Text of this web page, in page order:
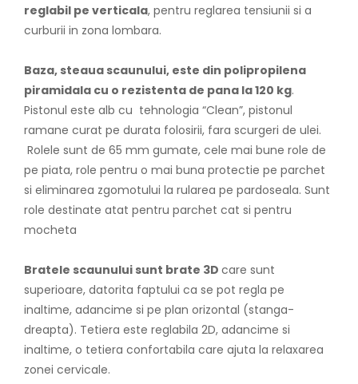
reglabil pe verticala, pentru reglarea tensiunii si a
curburii in zona lombara.
Baza, steaua scaunului, este din polipropilena
piramidala cu o rezistenta de pana la 120 kg.
Pistonul este alb cu tehnologia “Clean”, pistonul
ramane curat pe durata folosirii, fara scurgeri de ulei.
Rolele sunt de 65 mm gumate, cele mai bune role de
pe piata, role pentru o mai buna protectie pe parchet
si eliminarea zgomotului la rularea pe pardoseala. Sunt
role destinate atat pentru parchet cat si pentru
mocheta
Bratele scaunului sunt brate 3D care sunt
superioare, datorita faptului ca se pot regla pe
inaltime, adancime si pe plan orizontal (stanga-
dreapta). Tetiera este reglabila 2D, adancime si
inaltime, o tetiera confortabila care ajuta la relaxarea
zonei cervicale.